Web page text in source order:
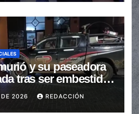
y su paseadora
tras ser embestidas
peatonal
2026 REDACCIÓN